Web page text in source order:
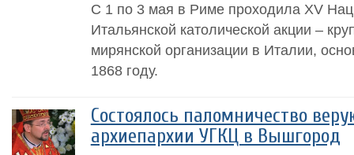
С 1 по 3 мая в Риме проходила XV
Итальянской католической акции –
мирянской организации в Италии,
1868 году.
Состоялось паломничество
архиепархии УГКЦ в Вышгород